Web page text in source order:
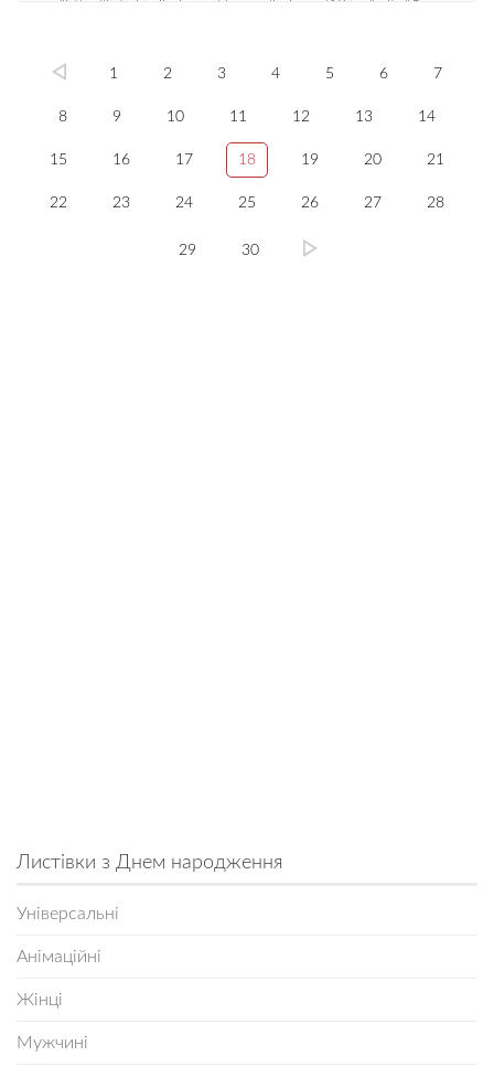
1 2 3 4 5 6 7
8 9 10 11 12 13 14
15 16 17 18 19 20 21
22 23 24 25 26 27 28
29 30
Листівки з Днем народження
Універсальні
Анімаційні
Жінці
Мужчині